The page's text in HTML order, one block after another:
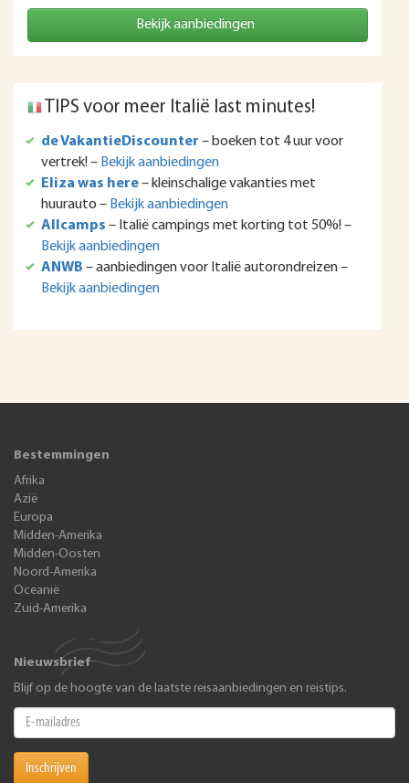
Bekijk aanbiedingen
TIPS voor meer Italië last minutes!
de VakantieDiscounter – boeken tot 4 uur voor
vertrek! – Bekijk aanbiedingen
Eliza was here– kleinschalige vakanties met
huurauto – Bekijk aanbiedingen
Allcamps – Italië campings met korting tot 50%! –
Bekijk aanbiedingen
ANWB – aanbiedingen voor Italië autorondreizen –
Bekijk aanbiedingen
Bestemmingen
Afrika
Azië
Europa
Midden-Amerika
Midden-Oosten
Noord-Amerika
Oceanië
Zuid-Amerika
Nieuwsbrief
Blijf op de hoogte van de laatste reisaanbiedingen en reistips.
Inschrijven